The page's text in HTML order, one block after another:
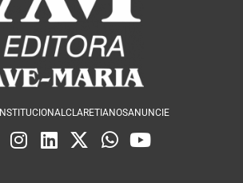
INSTITUCIONALCLARETIANOSANUNCIE